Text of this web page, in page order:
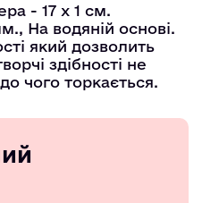
- 17 x 1 см.
На водяній основі.
який дозволить
здібності не
чого торкається.